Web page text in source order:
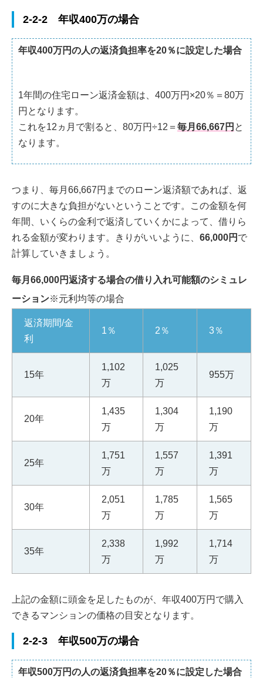
2-2-2 年収400万の場合
年収400万円の人の返済負担率を20％に設定した場合
1年間の住宅ローン返済金額は、400万円×20％＝80万
円となります。
これを12ヵ月で割ると、80万円÷12＝ 毎月66,667円 と
なります。
つまり、毎月66,667円までのローン返済額であれば、返
すのに大きな負担がないということです。この金額を何
年間、いくらの金利で返済していくかによって、借りら
れる金額が変わります。きりがいいように、 66,000円 で
計算していきましょう。
毎月66,000円返済する場合の借り入れ可能額のシミュレ
ーション※元利均等の場合
返済期間/金
利
1％ 2％ 3％
15年
1,102
万
1,025
万
955万
20年
1,435
万
1,304
万
1,190
万
25年
1,751
万
1,557
万
1,391
万
30年
2,051
万
1,785
万
1,565
万
35年
2,338
万
1,992
万
1,714
万
上記の金額に頭金を足したものが、年収400万円で購入
できるマンションの価格の目安となります。
2-2-3 年収500万の場合
年収500万円の人の返済負担率を20％に設定した場合